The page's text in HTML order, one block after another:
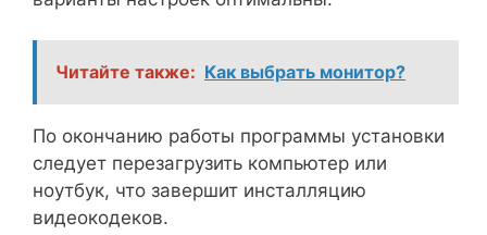
Читайте также: Как выбрать монитор?
По окончанию работы программы установки
следует перезагрузить компьютер или
ноутбук, что завершит инсталляцию
видеокодеков.